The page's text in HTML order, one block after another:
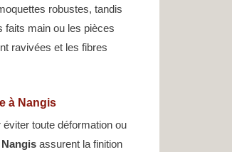
robustes, tandis
faits main ou les pièces
ravivées et les fibres
à Nangis
toute déformation ou
assurent la finition